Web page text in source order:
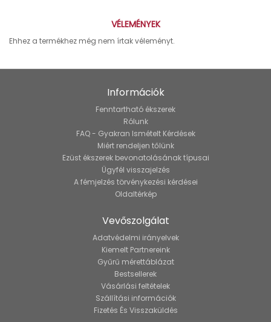
VÉLEMÉNYEK
Ehhez a termékhez még nem írtak véleményt.
Információk
Fenntartható ékszerek
Rólunk
FAQ - Gyakran Ismételt Kérdések
Miért rendeljen tőlünk
Ezüst ékszerek bevonatolásának típusai
Ügyfél visszajelzés
A fémjelzés törvénykezési kérdései
Oldaltérkép
Vevőszolgálat
Adatvédelmi irányelvek
Kiemelt Partnereink
Gyűrű mérettáblázat
Bestsellerek
Vásárlási feltételek
Szállítási információk
Fizetés És Visszaküldés